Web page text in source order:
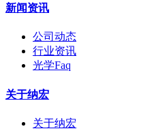
新闻资讯
公司动态
行业资讯
光学Faq
关于纳宏
关于纳宏